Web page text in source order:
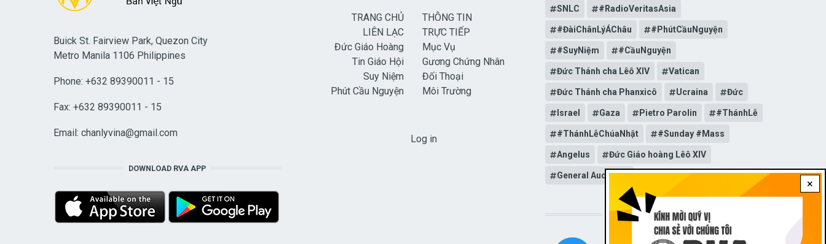
×
Buick St. Fairview Park, Quezon City
Metro Manila 1106 Philippines
Phone: +632 89390011 - 15
Fax: +632 89390011 - 15
Email: chanlyvina@gmail.com
DOWNLOAD RVA APP
TRANG CHỦ
LIÊN LẠC
Đức Giáo Hoàng
Tin Giáo Hội
Suy Niệm
Phút Cầu Nguyện
THÔNG TIN
TRỰC TIẾP
Mục Vụ
Gương Chứng Nhân
Đối Thoại
Môi Trường
Log in
SNLC #RadioVeritasAsia
#ĐàiChânLýÁChâu #PhútCầuNguyện
#SuyNiệm #CầuNguyện
Đức Thánh cha Lêô XIV Vatican
Đức Thánh cha Phanxicô Ucraina Đức
Israel Gaza Pietro Parolin #ThánhLễ
#ThánhLễChúaNhật #Sunday #Mass
Angelus Đức Giáo hoàng Lêô XIV
General Audience
STAY CONNECTED WITH US!